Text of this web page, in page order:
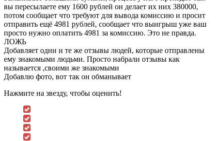
вы пересылаете ему 1600 рублей он делает их них 380000,
потом сообщает что требуют для вывода комиссию и просит
отправить ещё 4981 рублей, сообщает что выигрыш уже ваш
просто нужно оплатить 4981 за комиссию. Это не правда.
ЛОЖЬ
Добавляет одни и те же отзывы людей, которые отправлены
ему знакомыми людьми. Просто набрали отзывы как
называется ,своими же знакомыми
Добавлю фото, вот так он обманывает
Нажмите на звезду, чтобы оценить!